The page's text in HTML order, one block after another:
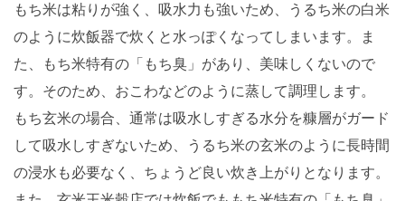
もち米は粘りが強く、吸水力も強いため、うるち米の白米
のように炊飯器で炊くと水っぽくなってしまいます。ま
た、もち米特有の「もち臭」があり、美味しくないので
す。そのため、おこわなどのように蒸して調理します。
もち玄米の場合、通常は吸水しすぎる水分を糠層がガード
して吸水しすぎないため、うるち米の玄米のように長時間
の浸水も必要なく、ちょうど良い炊き上がりとなります。